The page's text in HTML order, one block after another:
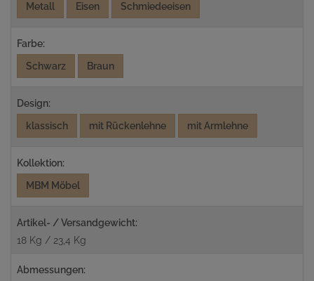
Metall
Eisen Schmiedeeisen
Farbe:
Schwarz
Braun
Design:
klassisch
mit Rückenlehne mit Armlehne
Kollektion:
MBM Möbel
Artikel- / Versandgewicht:
18 Kg / 23,4 Kg
Abmessungen: